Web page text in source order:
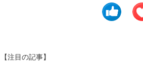
【注目の記事】